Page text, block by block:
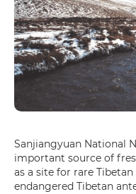
Sanjiangyuan National
important source of
as a site for rare
endangered Tibetan